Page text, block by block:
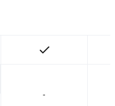
00余家知名大中型
安新能源、纳爱斯
-